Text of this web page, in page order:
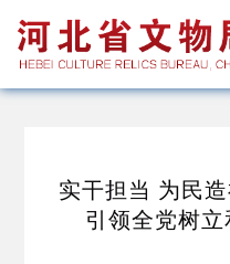
实干担当 为民
引领全党树